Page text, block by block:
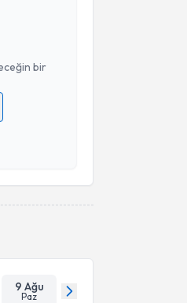
bir
Metni
9 Ağu
Paz